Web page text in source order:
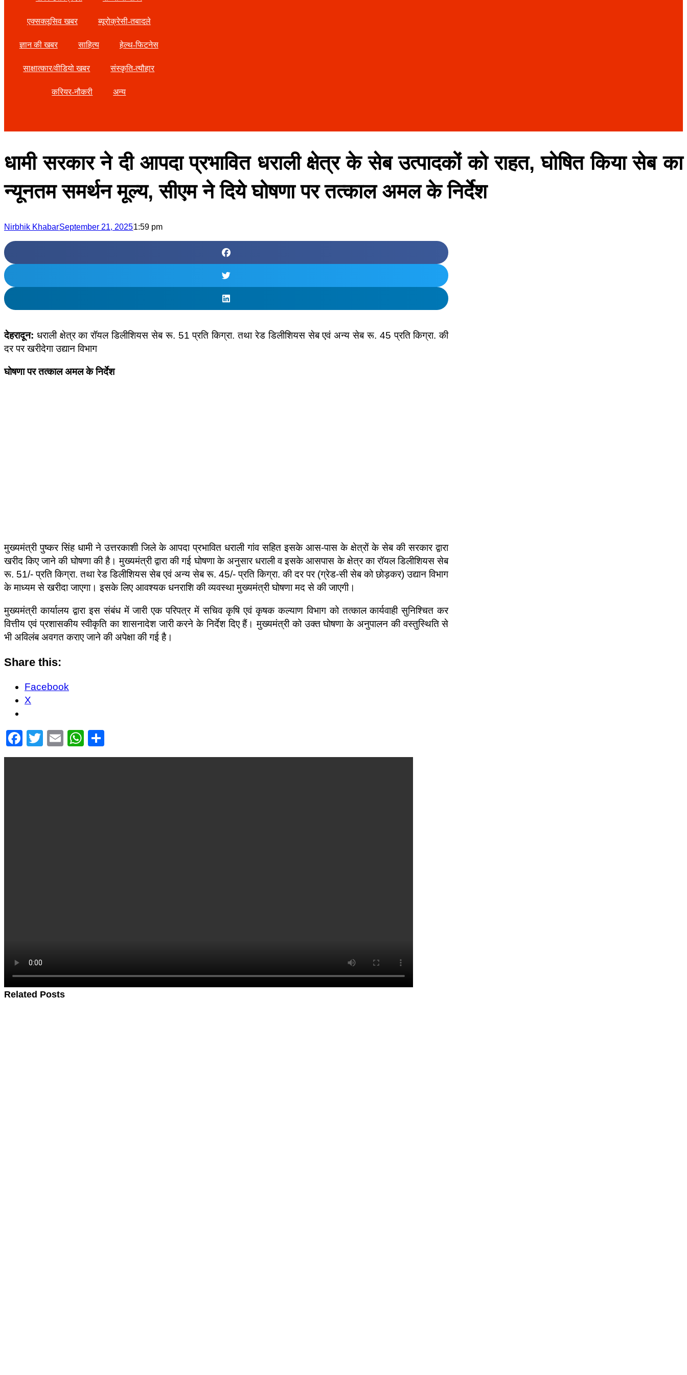
एक्सक्लूसिव खबर ब्यूरोक्रेसी-तबादले
ज्ञान की खबर साहित्य हेल्थ-फिटनेस
साक्षात्कार/वीडियो खबर संस्कृति-त्यौहार
करियर-नौकरी अन्य
धामी सरकार ने दी आपदा प्रभावित धराली क्षेत्र के सेब उत्पादकों को राहत, घोषित किया सेब का
न्यूनतम समर्थन मूल्य, सीएम ने दिये घोषणा पर तत्काल अमल के निर्देश
Nirbhik KhabarSeptember 21, 20251:59 pm
देहरादून: धराली क्षेत्र का रॉयल डिलीशियस सेब रू. 51 प्रति किग्रा. तथा रेड डिलीशियस सेब एवं अन्य सेब रू. 45 प्रति किग्रा. की
दर पर खरीदेगा उद्यान विभाग
घोषणा पर तत्काल अमल के निर्देश
मुख्यमंत्री पुष्कर सिंह धामी ने उत्तरकाशी जिले के आपदा प्रभावित धराली गांव सहित इसके आस-पास के क्षेत्रों के सेब की सरकार द्वारा
खरीद किए जाने की घोषणा की है। मुख्यमंत्री द्वारा की गई घोषणा के अनुसार धराली व इसके आसपास के क्षेत्र का रॉयल डिलीशियस सेब
रू. 51/- प्रति किग्रा. तथा रेड डिलीशियस सेब एवं अन्य सेब रू. 45/- प्रति किग्रा. की दर पर (ग्रेड-सी सेब को छोड़कर) उद्यान विभाग
के माध्यम से खरीदा जाएगा। इसके लिए आवश्यक धनराशि की व्यवस्था मुख्यमंत्री घोषणा मद से की जाएगी।
मुख्यमंत्री कार्यालय द्वारा इस संबंध में जारी एक परिपत्र में सचिव कृषि एवं कृषक कल्याण विभाग को तत्काल कार्यवाही सुनिश्चित कर
वित्तीय एवं प्रशासकीय स्वीकृति का शासनादेश जारी करने के निर्देश दिए हैं। मुख्यमंत्री को उक्त घोषणा के अनुपालन की वस्तुस्थिति से
भी अविलंब अवगत कराए जाने की अपेक्षा की गई है।
Share this:
Facebook
X
Facebook
TwitterEmailWhatsApp
Related Posts